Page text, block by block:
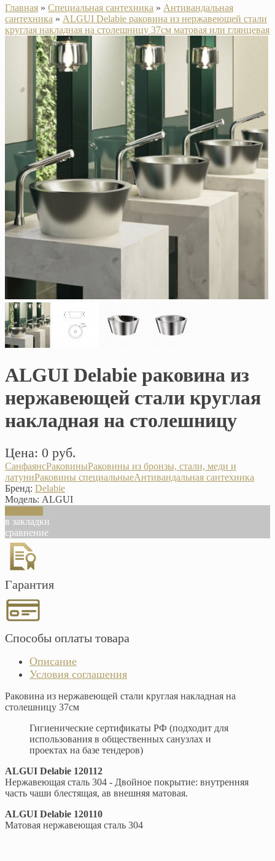
Главная » Специальная сантехника » Антивандальная
сантехника » ALGUI Delabie раковина из нержавеющей стали
круглая накладная на столешницу 37см матовая или глянцевая
ALGUI Delabie раковина из
нержавеющей стали круглая
накладная на столешницу
Цена: 0 руб.
СанфаянсРаковиныРаковины из бронзы, стали, меди и
латуниРаковины специальныеАнтивандальная сантехника
Бренд: Delabie
Модель: ALGUI
в закладки
сравнение
Гарантия
Способы оплаты товара
Описание
Условия соглашения
Раковина из нержавеющей стали круглая накладная на
столешницу 37см
Гигиенические сертификаты РФ (подходит для
использования в общественных санузлах и
проектах на базе тендеров)
ALGUI Delabie 120112
Нержавеющая сталь 304 - Двойное покрытие: внутренняя
часть чаши блестящая, ав внешняя матовая.
ALGUI Delabie 120110
Матовая нержавеющая сталь 304